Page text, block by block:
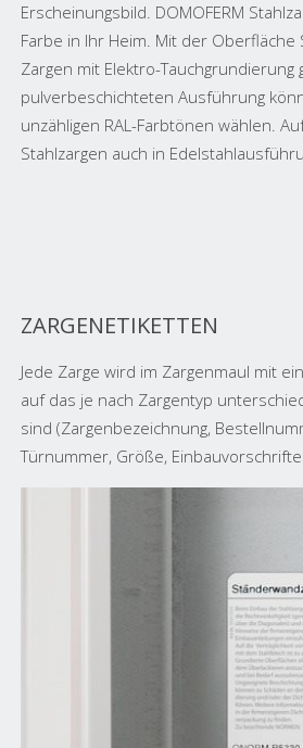
Erscheinungsbild. DOMOFERM
Farbe in Ihr Heim. Mit der
Zargen mit Elektro-Tauchgrundierung
pulverbeschichteten Ausführung
unzähligen RAL-Farbtönen wählen.
Stahlzargen auch in
ZARGENETIKETTEN
Jede Zarge wird im Zargenmaul mit
auf das je nach Zargentyp
sind (Zargenbezeichnung,
Türnummer, Größe,